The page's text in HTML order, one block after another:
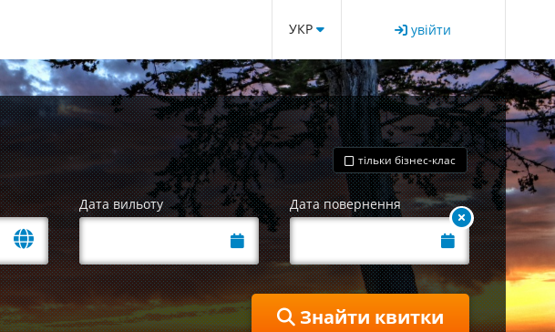
УКР увійти
тільки бізнес-клас
Дата вильоту Дата повернення
Знайти квитки